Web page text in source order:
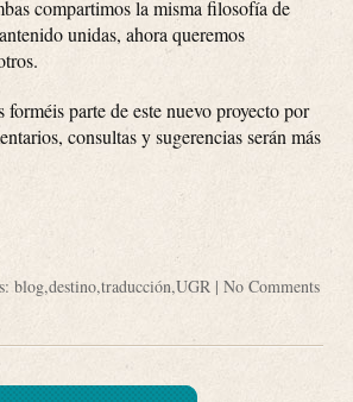
compartimos la misma filosofía de
unidas, ahora queremos
forméis parte de este nuevo proyecto por
consultas y sugerencias serán más
blog,destino,traducción,UGR| No Comments